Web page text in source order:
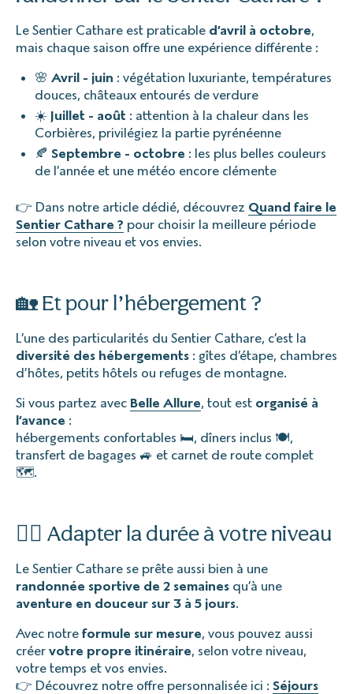
Le Sentier Cathare est praticable d’avril à octobre,
mais chaque saison offre une expérience différente :
🌸 Avril - juin : végétation luxuriante, températures
douces, châteaux entourés de verdure
☀️ Juillet - août : attention à la chaleur dans les
Corbières, privilégiez la partie pyrénéenne
🍂 Septembre - octobre : les plus belles couleurs
de l’année et une météo encore clémente
👉 Dans notre article dédié, découvrez Quand faire le
Sentier Cathare ? pour choisir la meilleure période
selon votre niveau et vos envies.
🏡 Et pour l’hébergement ?
L’une des particularités du Sentier Cathare, c’est la
diversité des hébergements : gîtes d’étape, chambres
d’hôtes, petits hôtels ou refuges de montagne.
Si vous partez avec Belle Allure, tout est organisé à
l’avance :
hébergements confortables 🛏️, dîners inclus 🍽️,
transfert de bagages 🚙 et carnet de route complet
🗺️.
🚶‍♂️ Adapter la durée à votre niveau
Le Sentier Cathare se prête aussi bien à une
randonnée sportive de 2 semaines qu’à une
aventure en douceur sur 3 à 5 jours.
Avec notre formule sur mesure, vous pouvez aussi
créer votre propre itinéraire, selon votre niveau,
votre temps et vos envies.
👉 Découvrez notre offre personnalisée ici : Séjours